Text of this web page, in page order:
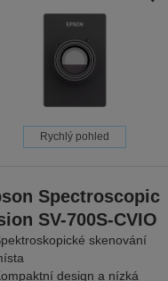
Rychlý pohled
Spectroscopic
SV-700S-CVIO
skenování
design a nízká